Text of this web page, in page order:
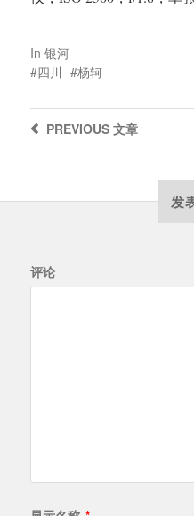
In 银河
四川
杨轲
PREVIOUS文章
发
评论